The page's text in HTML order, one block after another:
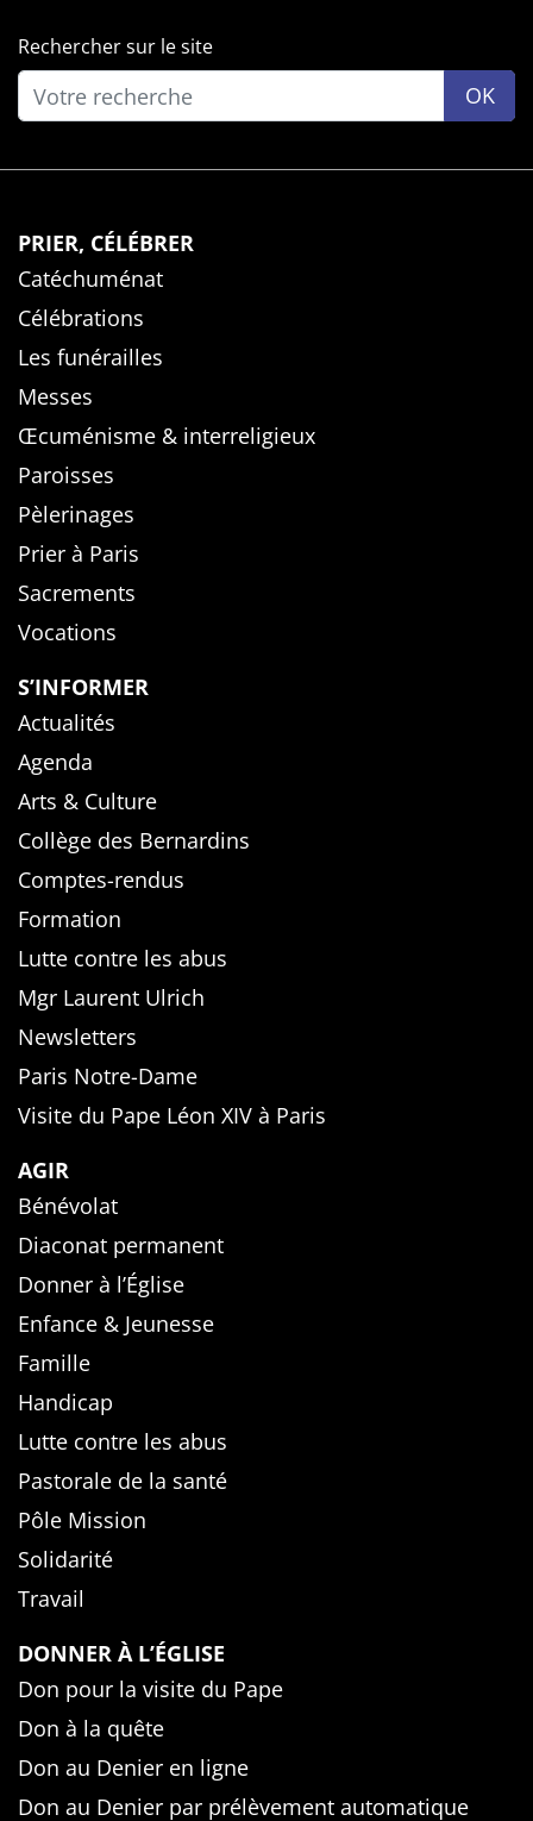
Rechercher sur le site
OK
PRIER, CÉLÉBRER
Catéchuménat
Célébrations
Les funérailles
Messes
Œcuménisme & interreligieux
Paroisses
Pèlerinages
Prier à Paris
Sacrements
Vocations
S’INFORMER
Actualités
Agenda
Arts & Culture
Collège des Bernardins
Comptes-rendus
Formation
Lutte contre les abus
Mgr Laurent Ulrich
Newsletters
Paris Notre-Dame
Visite du Pape Léon XIV à Paris
AGIR
Bénévolat
Diaconat permanent
Donner à l’Église
Enfance & Jeunesse
Famille
Handicap
Lutte contre les abus
Pastorale de la santé
Pôle Mission
Solidarité
Travail
DONNER À L’ÉGLISE
Don pour la visite du Pape
Don à la quête
Don au Denier en ligne
Don au Denier par prélèvement automatique